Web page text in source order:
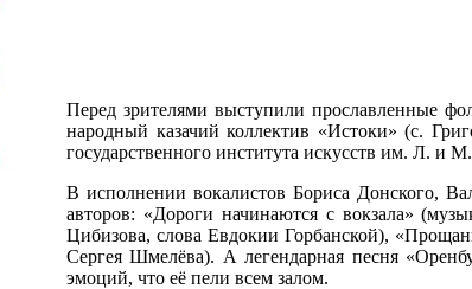
Перед зрителями выступили прославленные
народный казачий коллектив «Истоки» (с.
государственного института искусств им. Л. и
В исполнении вокалистов Бориса Донского,
авторов: «Дороги начинаются с вокзала»
Цибизова, слова Евдокии Горбанской),
Сергея Шмелёва). А легендарная песня
эмоций, что её пели всем залом.